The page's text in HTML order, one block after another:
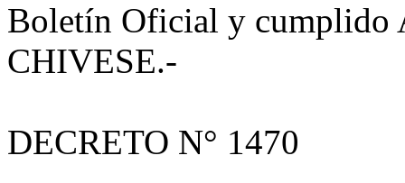
Boletín Oficial y cumplido
CHIVESE.-
DECRETO N° 1470